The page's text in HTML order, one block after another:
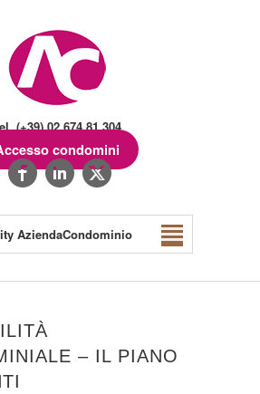
(+39) 02.674.81.304
condomini
AziendaCondominio
– IL PIANO